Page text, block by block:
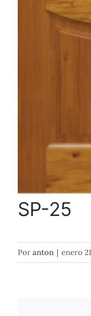
SP-25
Poranton | enero